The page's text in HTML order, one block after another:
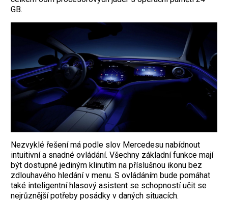
GB.
Nezvyklé řešení má podle slov Mercedesu nabídnout
intuitivní a snadné ovládání. Všechny základní funkce mají
být dostupné jediným klinutím na příslušnou ikonu bez
zdlouhavého hledání v menu. S ovládáním bude pomáhat
také inteligentní hlasový asistent se schopností učit se
nejrůznější potřeby posádky v daných situacích.